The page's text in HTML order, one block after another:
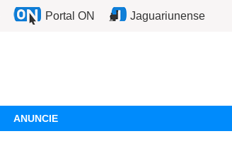
Portal ON Jaguariunense
ANUNCIE